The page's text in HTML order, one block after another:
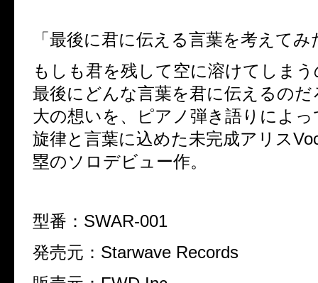
「最後に君に伝える言葉を考えてみ
もしも君を残して空に溶けてしま
最後にどんな言葉を君に伝えるのだ
大の想いを、ピアノ弾き語りによ
旋律と言葉に込めた未完成アリス
塁のソロデビュー作。
型番： SWAR-001
発売元： Starwave Records